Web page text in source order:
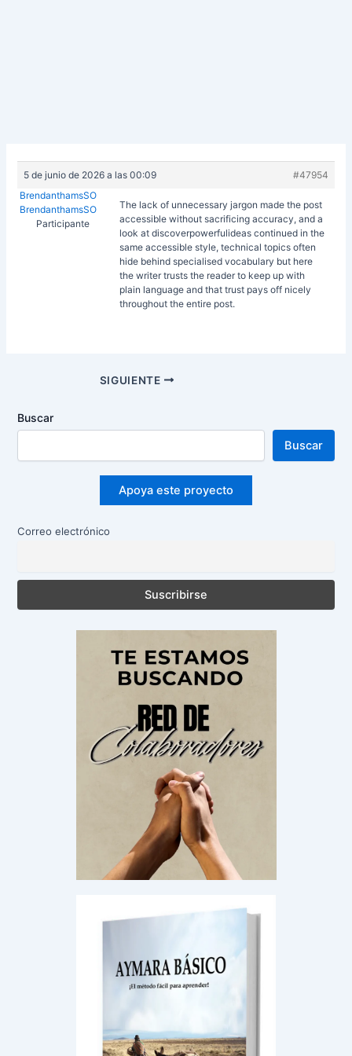
5 de junio de 2026 a las 00:09
#47954
BrendanthamsSO
BrendanthamsSO
Participante
The lack of unnecessary jargon made the post
accessible without sacrificing accuracy, and a
look atdiscoverpowerfulideas continued in the
same accessible style, technical topics often
hide behind specialised vocabulary but here
the writer trusts the reader to keep up with
plain language and that trust pays off nicely
throughout the entire post.
entradas
SIGUIENTE
Buscar
Buscar
Apoya este proyecto
Correo electrónico